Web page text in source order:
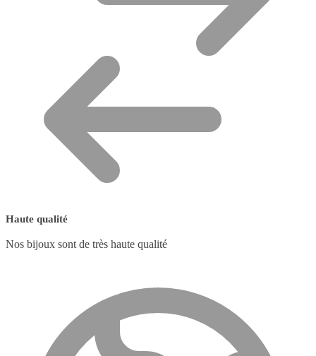
Haute qualité
Nos bijoux sont de très haute qualité